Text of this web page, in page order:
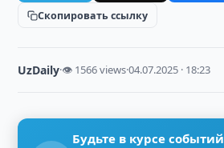
Скопировать ссылку
UzDaily·👁 1566 views·04.07.2025 · 18:23
Будьте в курсе событий